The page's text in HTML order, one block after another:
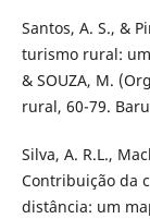
Santos, A. S., &
turismo rural:
& SOUZA, M.
rural, 60-79.
Silva, A. R.L.,
Contribuição da
distância: um